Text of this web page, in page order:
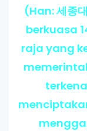
(Han: 세종
berkuasa
raja yang